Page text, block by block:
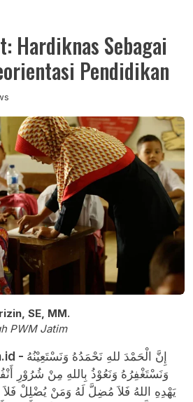
Hardiknas Sebagai
Pendidikan
SE, MM.
PWM Jatim
- إِنَّ الْحَمْدَ للهِ نَحْمَدُهُ وَنَسْتَعِيْنُهُ
وَنَسْتَغْفِرُهُ وَنَعُوْذُ بِاللهِ مِنْ شُرُوْرِ
يَهْدِهِ اللهُ فَلاَ مُضِلَّ لَهُ وَمَنْ يُضْلِلْ فَلاَ